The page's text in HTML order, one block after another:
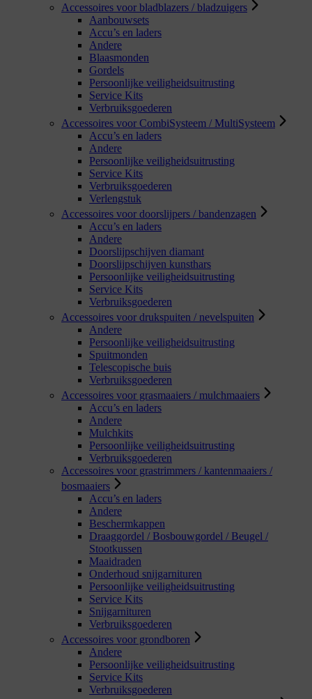
Accessoires voor bladblazers / bladzuigers
Aanbouwsets
Accu’s en laders
Andere
Blaasmonden
Gordels
Persoonlijke veiligheidsuitrusting
Service Kits
Verbruiksgoederen
Accessoires voor CombiSysteem / MultiSysteem
Accu’s en laders
Andere
Persoonlijke veiligheidsuitrusting
Service Kits
Verbruiksgoederen
Verlengstuk
Accessoires voor doorslijpers / bandenzagen
Accu’s en laders
Andere
Doorslijpschijven diamant
Doorslijpschijven kunsthars
Persoonlijke veiligheidsuitrusting
Service Kits
Verbruiksgoederen
Accessoires voor drukspuiten / nevelspuiten
Andere
Persoonlijke veiligheidsuitrusting
Spuitmonden
Telescopische buis
Verbruiksgoederen
Accessoires voor grasmaaiers / mulchmaaiers
Accu’s en laders
Andere
Mulchkits
Persoonlijke veiligheidsuitrusting
Verbruiksgoederen
Accessoires voor grastrimmers / kantenmaaiers /
bosmaaiers
Accu’s en laders
Andere
Beschermkappen
Draaggordel / Bosbouwgordel / Beugel /
Stootkussen
Maaidraden
Onderhoud snijgarnituren
Persoonlijke veiligheidsuitrusting
Service Kits
Snijgarnituren
Verbruiksgoederen
Accessoires voor grondboren
Andere
Persoonlijke veiligheidsuitrusting
Service Kits
Verbruiksgoederen